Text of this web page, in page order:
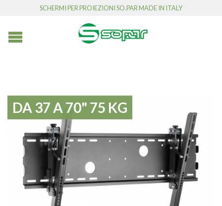
SCHERMI PER PROIEZIONI SO.PAR MADE IN ITALY
DA 37 A 70" 75 KG